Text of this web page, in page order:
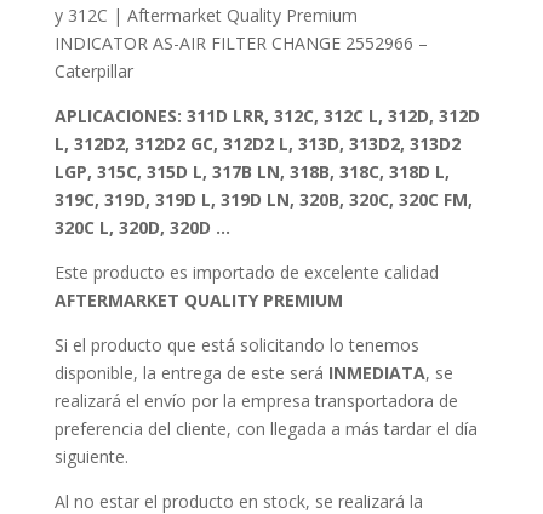
y 312C | Aftermarket Quality Premium
INDICATOR AS-AIR FILTER CHANGE 2552966 –
Caterpillar
APLICACIONES: 311D LRR, 312C, 312C L, 312D, 312D
L, 312D2, 312D2 GC, 312D2 L, 313D, 313D2, 313D2
LGP, 315C, 315D L, 317B LN, 318B, 318C, 318D L,
319C, 319D, 319D L, 319D LN, 320B, 320C, 320C FM,
320C L, 320D, 320D …
Este producto es importado de excelente calidad
AFTERMARKET QUALITY PREMIUM
Si el producto que está solicitando lo tenemos
disponible, la entrega de este será INMEDIATA, se
realizará el envío por la empresa transportadora de
preferencia del cliente, con llegada a más tardar el día
siguiente.
Al no estar el producto en stock, se realizará la